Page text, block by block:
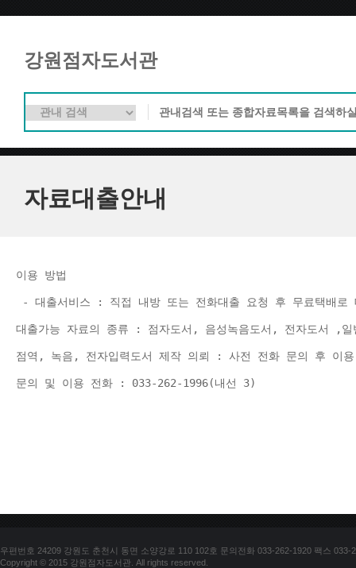
강원점자도서관
자료대출안내
이용 방법
- 대출서비스 : 직접 내방 또는 전화대출 요청 후 무료택배
대출가능 자료의 종류 : 점자도서, 음성녹음도서, 전자도서 ,
점역, 녹음, 전자입력도서 제작 의뢰 : 사전 전화 문의 후 이
문의 및 이용 전화 : 033-262-1996(내선 3)
우편번호 24209 강원도 춘천시 동면 소양강로 110 102호 문의전화 033-262-1920 팩스 033-
Copyright © 2015 강원점자도서관. All rights reserved.